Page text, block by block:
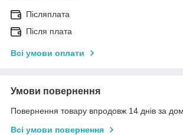
Післяплата
Після плата
Всі умови оплати
Умови повернення
Повернення товару впродовж 14 днів за
Всі умови повернення